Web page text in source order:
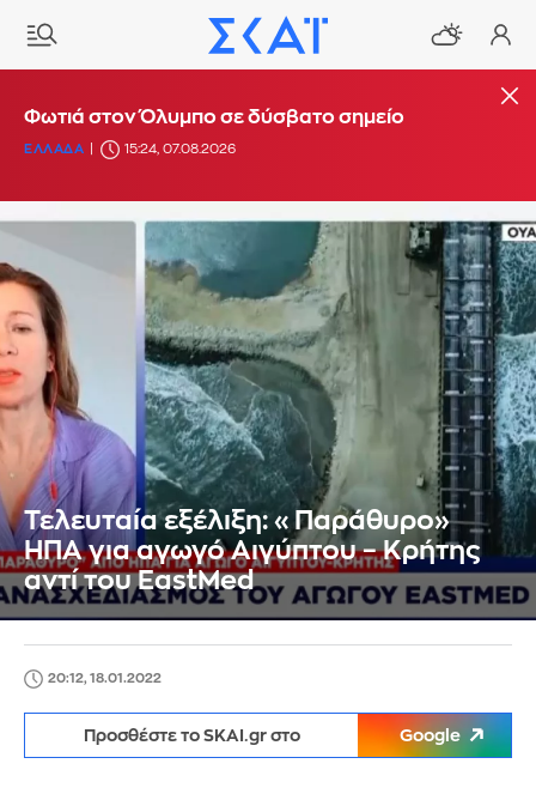
Φωτιά στον Όλυμπο σε δύσβατο σημείο
ΕΛΛΑΔΑ 15:24, 07.08.2026
Τελευταία εξέλιξη: «Παράθυρο»
ΗΠΑ για αγωγό Αιγύπτου – Κρήτης
αντί του EastMed
20:12, 18.01.2022
Προσθέστε το SKAI.gr στο Google